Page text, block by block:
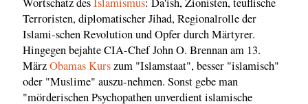
Terroristen, diplomatischer Jihad, Regionalrolle der
Islami-schen Revolution und Opfer durch Märtyrer.
Hingegen bejahte CIA-Chef John O. Brennan am 13.
MärzObamasKurszum "Islamstaat", besser "islamisch"
oder "Muslime" auszu-nehmen. Sonst gebe man
"mörderischen Psychopathen unverdient islamische